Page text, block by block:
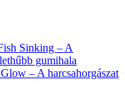
Sinking – A
gumihala
– A harcsahorgászat